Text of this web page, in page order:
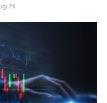
29 يونيو، 2026